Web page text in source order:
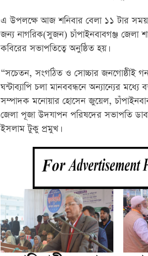
এ উপলক্ষে আজ শনিবার বেলা ১১ টার সময়
জন্য নাগরিক(সুজন) চাঁপাইনবাবগঞ্জ জেলা
কবিরের সভাপতিত্বে অনুষ্ঠিত হয়।
“সচেতন, সংগঠিত ও সোচ্চার জনগোষ্ঠীই
ঘন্টাব্যাপি চলা মানববন্ধনে অন্যান্যের
সম্পাদক মনোয়ার হোসেন জুয়েল,
জেলা পূজা উদযাপন পরিষদের সভাপতি
ইসলাম টুকু প্রমুখ।